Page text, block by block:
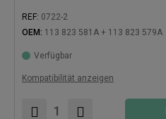
REF: 0722-2
OEM: 113 823 581A + 113 823 579A
Verfügbar
Kompatibilität anzeigen